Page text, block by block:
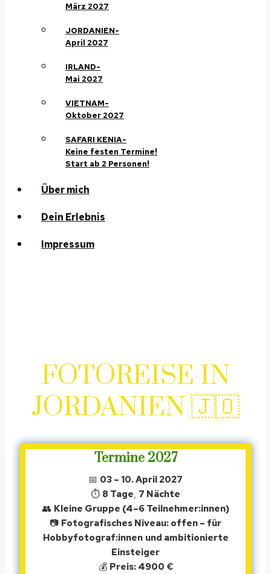
März 2027
JORDANIEN-
April 2027
IRLAND-
Mai 2027
VIETNAM-
Oktober 2027
SAFARI KENIA-
Keine festen Termine!
Start ab 2 Personen!
Über mich
Dein Erlebnis
Impressum
FOTOREISE IN
JORDANIEN 🇯🇴
Termine 2027
📅 03 – 10. April 2027
⏱ 8 Tage, 7 Nächte
👥 Kleine Gruppe (4–6 Teilnehmer:innen)
📷 Fotografisches Niveau: offen – für
Hobbyfotograf:innen und ambitionierte
Einsteiger
💰 Preis: 4900 €